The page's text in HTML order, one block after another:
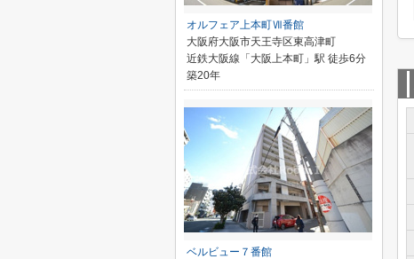
オルフェア上本町Ⅶ番館
大阪府大阪市天王寺区東高津町
近鉄大阪線「大阪上本町」駅 徒歩6分
築20年
ベルビュー７番館